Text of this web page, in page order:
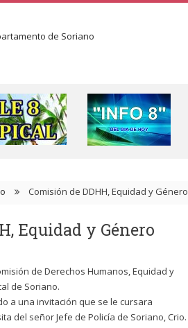
Comisión de DDHH, Equidad y Género
Equidad y Género
de Derechos Humanos, Equidad y
de Soriano.
a una invitación que se le cursara
del señor Jefe de Policía de Soriano, Crio.